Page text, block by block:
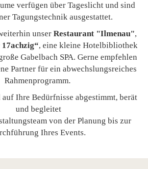
verfügen über Tageslicht und sind
Tagungstechnik ausgestattet.
unser Restaurant "Ilmenau",
, eine kleine Hotelbibliothek
Gabelbach SPA. Gerne empfehlen
Partner für ein abwechslungsreiches
Rahmenprogramm.
Ihre Bedürfnisse abgestimmt, berät
und begleitet
von der Planung bis zur
Ihres Events.